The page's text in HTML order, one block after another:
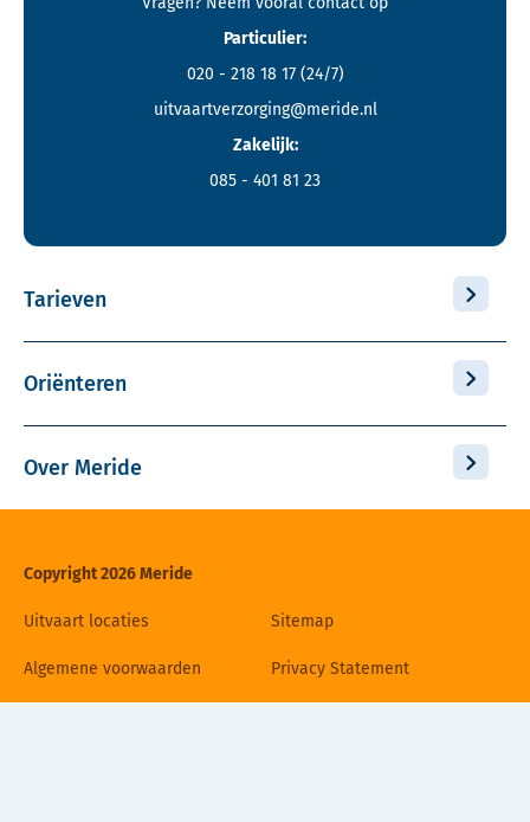
Particulier:
020 - 218 18 17 (24/7)
uitvaartverzorging@meride.nl
Zakelijk:
085 - 401 81 23
Tarieven
Oriënteren
Over Meride
Copyright 2026 Meride
Uitvaart locaties Sitemap
Algemene voorwaarden Privacy Statement